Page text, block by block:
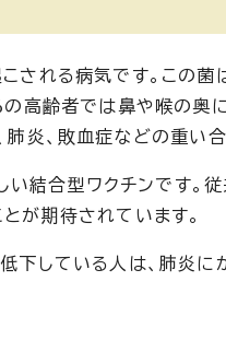
れる病気です。この菌
高齢者では鼻や喉の奥
炎、敗血症などの重い
合型ワクチンです。従
が期待されています。
している人は、肺炎に